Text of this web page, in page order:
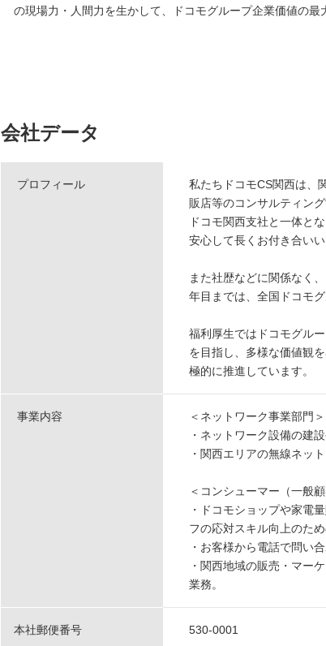
の現場力・人間力を生かして、ドコモグループ企業価値の最
会社データ
プロフィール
私たちドコモCS関西は、
販店等のコンサルティン
ドコモ関西支社と一体と
安心して長くお付き合い
また社歴などに関係なく
年目までは、全国ドコモ
福利厚生ではドコモグル
を目指し、多様な価値観
極的に推進しています。
事業内容
＜ネットワーク事業部門＞
・ネットワーク設備の建
・関西エリアの無線ネッ
＜コンシューマー（一般
・ドコモショップや家電
フの応対スキル向上のため
・お客様から電話で問い
・関西地域の販売・マー
業務。
本社郵便番号 530-0001